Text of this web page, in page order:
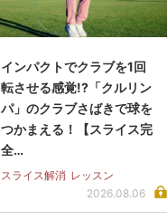
インパクトでクラブを1回
転させる感覚!?「クルリン
パ」のクラブさばきで球を
つかまえる！【スライス完
全…
スライス解消 レッスン
2026.08.06